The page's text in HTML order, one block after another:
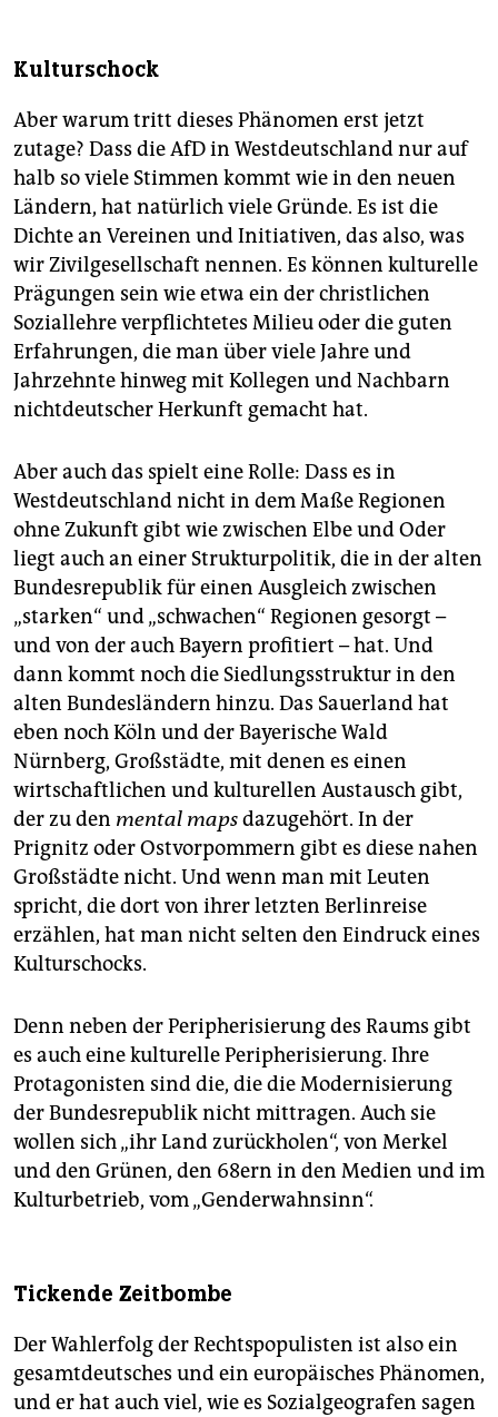
Kulturschock
Aber warum tritt dieses Phänomen erst jetzt
zutage? Dass die AfD in Westdeutschland nur auf
halb so viele Stimmen kommt wie in den neuen
Ländern, hat natürlich viele Gründe. Es ist die
Dichte an Vereinen und Initiativen, das also, was
wir Zivilgesellschaft nennen. Es können kulturelle
Prägungen sein wie etwa ein der christlichen
Soziallehre verpflichtetes Milieu oder die guten
Erfahrungen, die man über viele Jahre und
Jahrzehnte hinweg mit Kollegen und Nachbarn
nichtdeutscher Herkunft gemacht hat.
Aber auch das spielt eine Rolle: Dass es in
Westdeutschland nicht in dem Maße Regionen
ohne Zukunft gibt wie zwischen Elbe und Oder
liegt auch an einer Strukturpolitik, die in der alten
Bundesrepublik für einen Ausgleich zwischen
„starken“ und „schwachen“ Regionen gesorgt –
und von der auch Bayern profitiert – hat. Und
dann kommt noch die Siedlungsstruktur in den
alten Bundesländern hinzu. Das Sauerland hat
eben noch Köln und der Bayerische Wald
Nürnberg, Großstädte, mit denen es einen
wirtschaftlichen und kulturellen Austausch gibt,
der zu den mental mapsdazugehört. In der
Prignitz oder Ostvorpommern gibt es diese nahen
Großstädte nicht. Und wenn man mit Leuten
spricht, die dort von ihrer letzten Berlinreise
erzählen, hat man nicht selten den Eindruck eines
Kulturschocks.
Denn neben der Peripherisierung des Raums gibt
es auch eine kulturelle Peripherisierung. Ihre
Protagonisten sind die, die die Modernisierung
der Bundesrepublik nicht mittragen. Auch sie
wollen sich „ihr Land zurückholen“, von Merkel
und den Grünen, den 68ern in den Medien und im
Kulturbetrieb, vom „Genderwahnsinn“.
Tickende Zeitbombe
Der Wahlerfolg der Rechtspopulisten ist also ein
gesamtdeutsches und ein europäisches Phänomen,
und er hat auch viel, wie es Sozialgeografen sagen